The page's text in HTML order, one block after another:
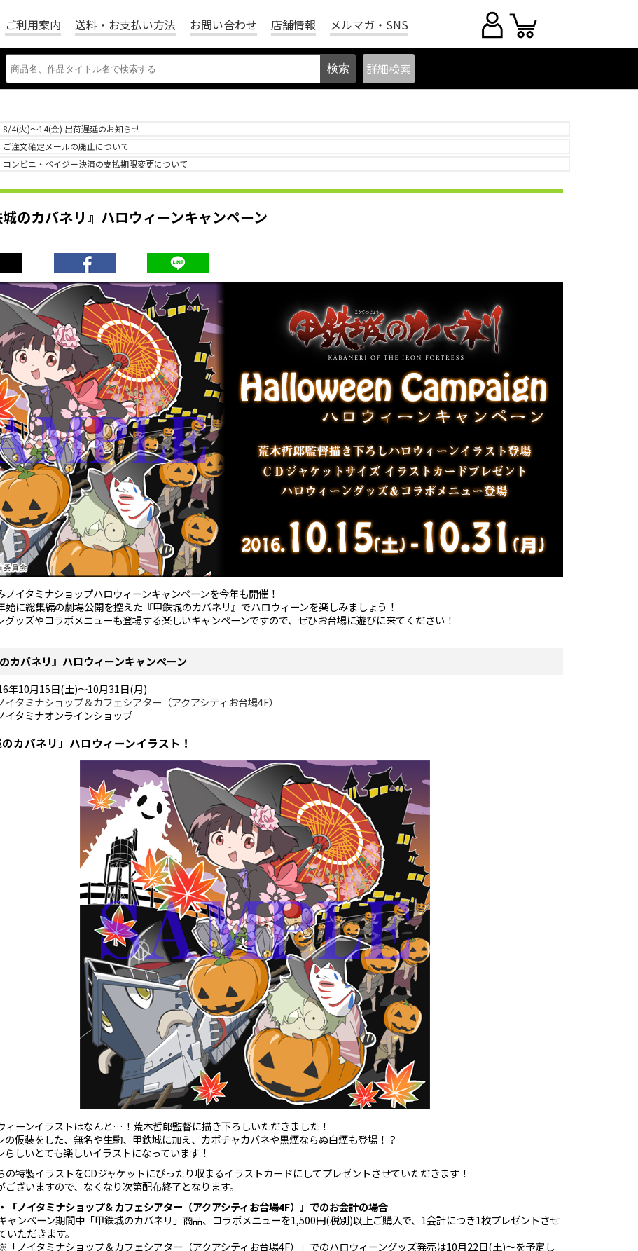
ご利用案内 送料・お支払い方法 お問い合わせ 店舗情報 メルマガ・SNS
詳細検索
8/4(火)～14(金) 出荷遅延のお知らせ
ご注文確定メールの廃止について
コンビニ・ペイジー決済の支払期限変更について
城のカバネリ』ハロウィーンキャンペーン
ノイタミナショップハロウィーンキャンペーンを今年も開催！
始に総集編の劇場公開を控えた『甲鉄城のカバネリ』でハロウィーンを楽しみましょう！
グッズやコラボメニューも登場する楽しいキャンペーンですので、ぜひお台場に遊びに来てください！
のカバネリ』ハロウィーンキャンペーン
年10月15日(土)～10月31日(月)
イタミナショップ＆カフェシアター（アクアシティお台場4F）
イタミナオンラインショップ
のカバネリ」ハロウィーンイラスト！
ィーンイラストはなんと…！荒木哲郎監督に描き下ろしいただきました！
の仮装をした、無名や生駒、甲鉄城に加え、カボチャカバネや黒煙ならぬ白煙も登場！？
らしいとても楽しいイラストになっています！
の特製イラストをCDジャケットにぴったり収まるイラストカードにしてプレゼントさせていただきます！
ざいますので、なくなり次第配布終了となります。
・「ノイタミナショップ＆カフェシアター（アクアシティお台場4F）」でのお会計の場合
ャンペーン期間中「甲鉄城のカバネリ」商品、コラボメニューを1,500円(税別)以上ご購入で、1会計につき1枚プレゼントさせ
いただきます。
「ノイタミナショップ＆カフェシアター（アクアシティお台場4F）」でのハロウィーングッズ発売は10月22日(土)～を予定し